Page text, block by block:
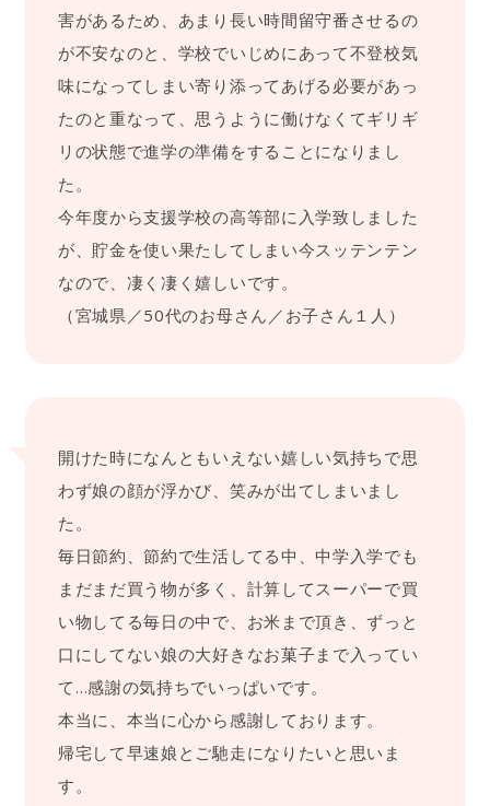
害があるため、あまり長い時間留守番させるの
が不安なのと、学校でいじめにあって不登校気
味になってしまい寄り添ってあげる必要があっ
たのと重なって、思うように働けなくてギリギ
リの状態で進学の準備をすることになりまし
た。
今年度から支援学校の高等部に入学致しました
が、貯金を使い果たしてしまい今スッテンテン
なので、凄く凄く嬉しいです。
（宮城県／50代のお母さん／お子さん１人）
開けた時になんともいえない嬉しい気持ちで思
わず娘の顔が浮かび、笑みが出てしまいまし
た。
毎日節約、節約で生活してる中、中学入学でも
まだまだ買う物が多く、計算してスーパーで買
い物してる毎日の中で、お米まで頂き、ずっと
口にしてない娘の大好きなお菓子まで入ってい
て…感謝の気持ちでいっぱいです。
本当に、本当に心から感謝しております。
帰宅して早速娘とご馳走になりたいと思いま
す。